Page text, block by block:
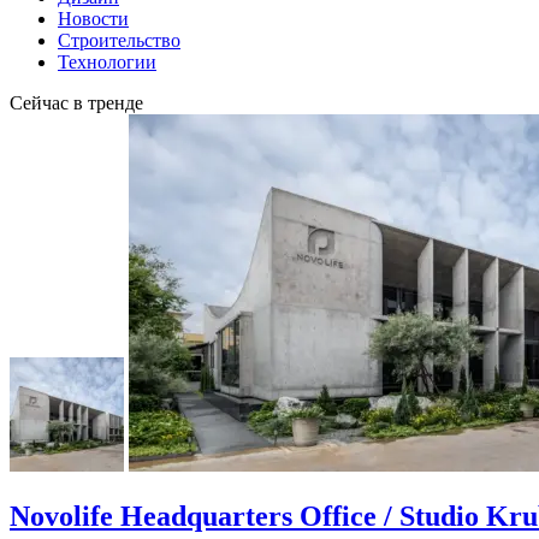
Новости
Строительство
Технологии
Сейчас в тренде
Novolife Headquarters Office / Studio